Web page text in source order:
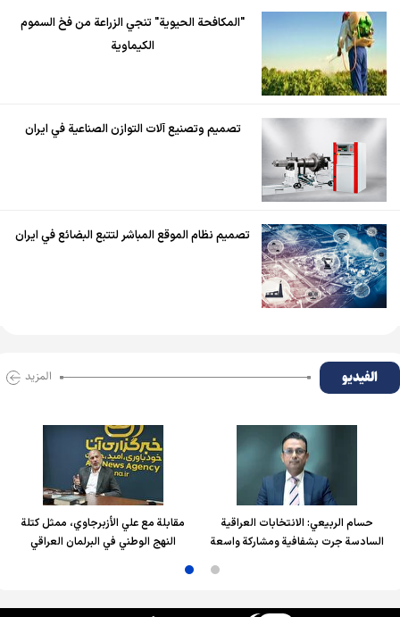
"المكافحة الحيوية" تنجي الزراعة من فخ السموم
الكيماوية
تصميم وتصنيع آلات التوازن الصناعية في ايران
تصميم نظام الموقع المباشر لتتبع البضائع في ايران
الفیدیو المزید
حسام الربیعي: الانتخابات العراقية
السادسة جرت بشفافية ومشاركة واسعة
مقابلة مع علي الأزبرجاوي، ممثل كتلة
النهج الوطني في البرلمان العراقي